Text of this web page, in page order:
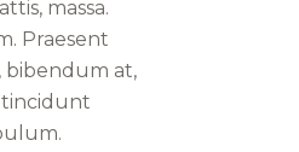
massa.
Praesent
bibendum at,
tincidunt